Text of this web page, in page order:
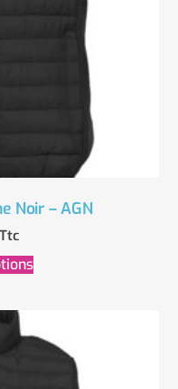
Noir – AGN
Ttc